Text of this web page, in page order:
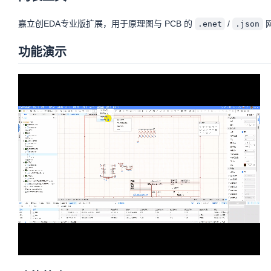
更改日志
历史版本
嘉立创EDA专业版扩展，用于原理图与 PCB 的 .enet / .json
功能演示